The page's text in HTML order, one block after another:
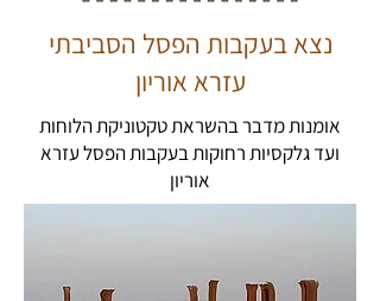
נצא בעקבות הפסל הסביבתי
עזרא אוריון
אומנות מדבר בהשראת טקטוניקת הלוחות
ועד גלקסיות רחוקות בעקבות הפסל עזרא
אוריון